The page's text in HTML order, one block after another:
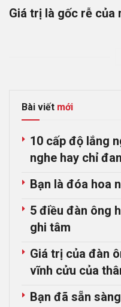
Giá trị là gốc rễ của
Bài viết mới
10 cấp độ lắng
nghe hay chỉ
Bạn là đóa hoa
5 điều đàn ông
ghi tâm
Giá trị của đàn
vĩnh cửu của
Bạn đã sẵn